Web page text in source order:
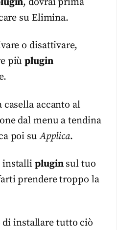
su Elimina.
o disattivare,
piùplugin
casella accanto al
dal menu a tendina
poi suApplica.
installi pluginsul tuo
prendere troppo la
di installare tutto ciò